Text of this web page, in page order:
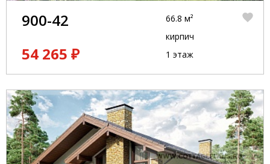
900-42
54 265 ₽
66.8 м²
кирпич
1 этаж